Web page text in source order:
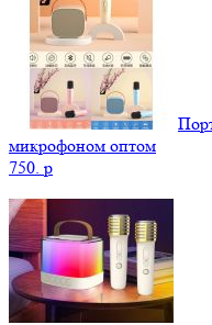
микрофоном оптом
750. p